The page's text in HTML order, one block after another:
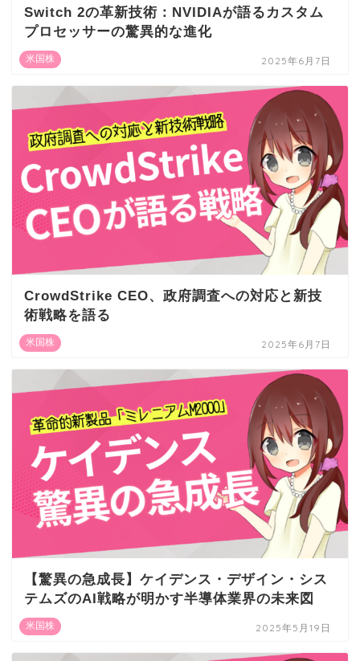
米国株
Switch 2の革新技術：NVIDIAが語るカスタム
プロセッサーの驚異的な進化
2025年6月7日
米国株
CrowdStrike CEO、政府調査への対応と新技
術戦略を語る
2025年6月7日
米国株
【驚異の急成長】ケイデンス・デザイン・シス
テムズのAI戦略が明かす半導体業界の未来図
2025年5月19日